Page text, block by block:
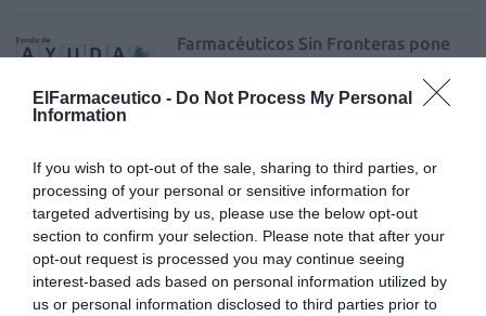
ElFarmaceutico - Do Not Process My Personal
Information
If you wish to opt-out of the sale, sharing to third parties, or
processing of your personal or sensitive information for
targeted advertising by us, please use the below opt-out
section to confirm your selection. Please note that after your
opt-out request is processed you may continue seeing
interest-based ads based on personal information utilized by
us or personal information disclosed to third parties prior to
Farmacéuticos Sin Fronteras pone
en marcha el Fondo de Ayuda
este miércoles el Fondo de Ayuda
Farmacéutica destinado a captar
financiación privada para los proyectos
permanentes que la ONG desarrolla en la
actualidad con fondos privados y que
permiten dar cobertura sanitaria a personas
sin recursos tanto en España como en
países en desarrollo.